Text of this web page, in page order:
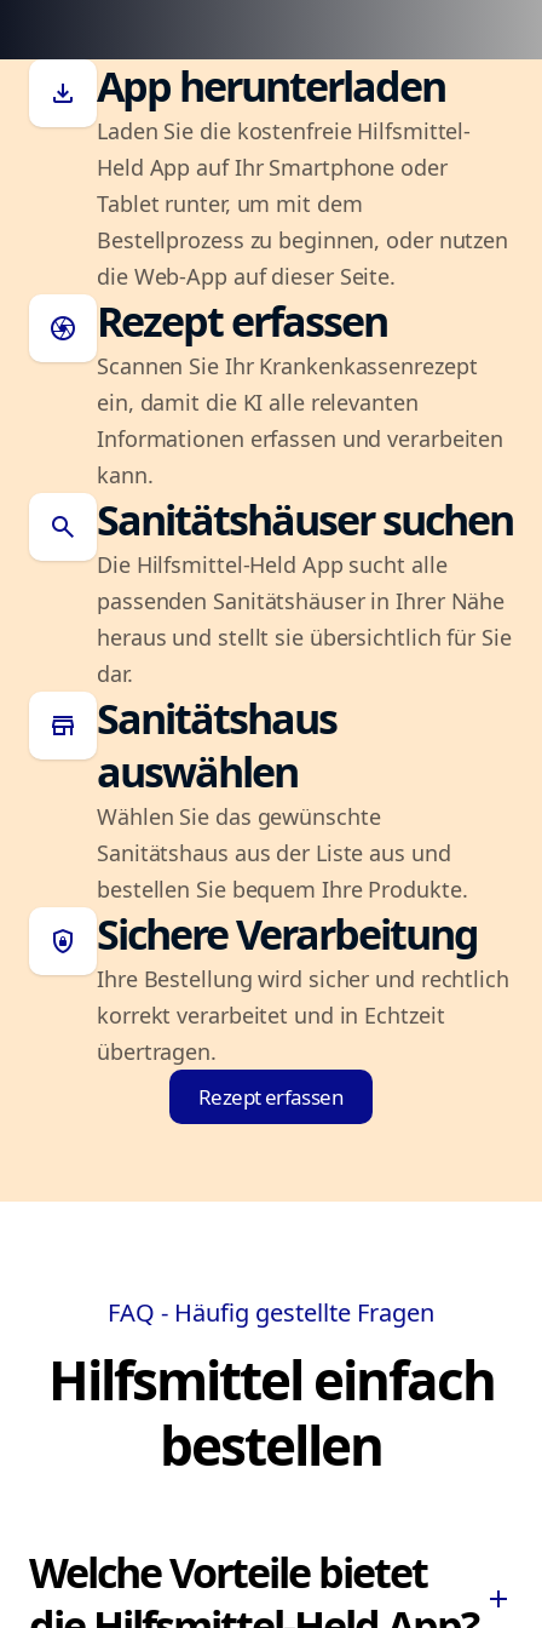
download App herunterladen
Laden Sie die kostenfreie Hilfsmittel-
Held App auf Ihr Smartphone oder
Tablet runter, um mit dem
Bestellprozess zu beginnen, oder nutzen
die Web-App auf dieser Seite.
camera Rezept erfassen
Scannen Sie Ihr Krankenkassenrezept
ein, damit die KI alle relevanten
Informationen erfassen und verarbeiten
kann.
search Sanitätshäuser suchen
Die Hilfsmittel-Held App sucht alle
passenden Sanitätshäuser in Ihrer Nähe
heraus und stellt sie übersichtlich für Sie
dar.
store
Sanitätshaus
auswählen
Wählen Sie das gewünschte
Sanitätshaus aus der Liste aus und
bestellen Sie bequem Ihre Produkte.
shield_lock Sichere Verarbeitung
Ihre Bestellung wird sicher und rechtlich
korrekt verarbeitet und in Echtzeit
übertragen.
Rezept erfassen
FAQ - Häufig gestellte Fragen
Hilfsmittel einfach
bestellen
Welche Vorteile bietet
add